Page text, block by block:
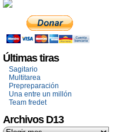
Últimas tiras
Sagitario
Multitarea
Prepreparación
Una entre un millón
Team fredet
Archivos D13